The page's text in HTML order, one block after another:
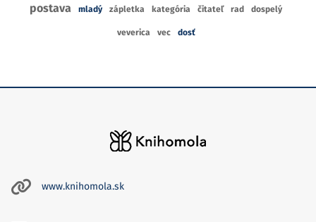
postava mladý zápletka kategória čitateľ rad dospelý
veverica vec dosť
www.knihomola.sk